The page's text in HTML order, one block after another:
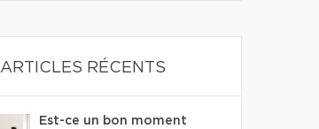
ARTICLES RÉCENTS
Est-ce un bon moment